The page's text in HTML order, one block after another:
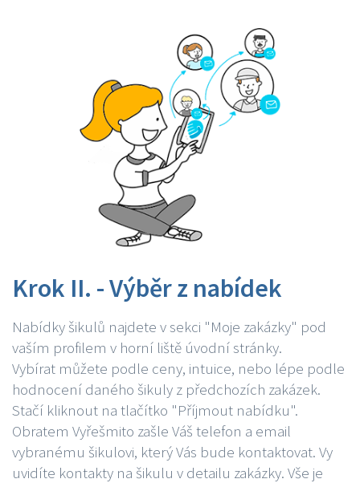
Krok II. - Výběr z nabídek
Nabídky šikulů najdete v sekci "Moje zakázky" pod
vaším profilem v horní liště úvodní stránky.
Vybírat můžete podle ceny, intuice, nebo lépe podle
hodnocení daného šikuly z předchozích zakázek.
Stačí kliknout na tlačítko "Příjmout nabídku".
Obratem Vyřešmito zašle Váš telefon a email
vybranému šikulovi, který Vás bude kontaktovat. Vy
uvidíte kontakty na šikulu v detailu zakázky. Vše je